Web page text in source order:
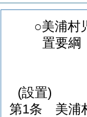
○美浦村
置要綱
(設置)
第1条
美浦